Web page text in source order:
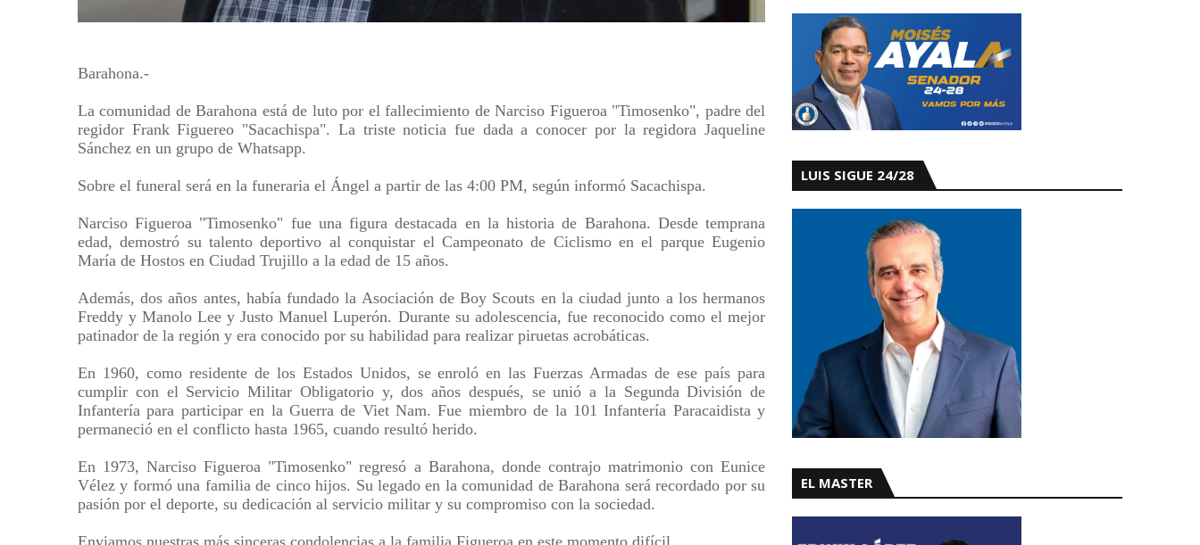
Barahona.-
La comunidad de Barahona está de luto por el fallecimiento de Narciso Figueroa "Timosenko", padre del
regidor Frank Figuereo "Sacachispa". La triste noticia fue dada a conocer por la regidora Jaqueline
Sánchez en un grupo de Whatsapp.
Sobre el funeral será en la funeraria el Ángel a partir de las 4:00 PM, según informó Sacachispa.
Narciso Figueroa "Timosenko" fue una figura destacada en la historia de Barahona. Desde temprana
edad, demostró su talento deportivo al conquistar el Campeonato de Ciclismo en el parque Eugenio
María de Hostos en Ciudad Trujillo a la edad de 15 años.
Además, dos años antes, había fundado la Asociación de Boy Scouts en la ciudad junto a los hermanos
Freddy y Manolo Lee y Justo Manuel Luperón. Durante su adolescencia, fue reconocido como el mejor
patinador de la región y era conocido por su habilidad para realizar piruetas acrobáticas.
En 1960, como residente de los Estados Unidos, se enroló en las Fuerzas Armadas de ese país para
cumplir con el Servicio Militar Obligatorio y, dos años después, se unió a la Segunda División de
Infantería para participar en la Guerra de Viet Nam. Fue miembro de la 101 Infantería Paracaidista y
permaneció en el conflicto hasta 1965, cuando resultó herido.
En 1973, Narciso Figueroa "Timosenko" regresó a Barahona, donde contrajo matrimonio con Eunice
Vélez y formó una familia de cinco hijos. Su legado en la comunidad de Barahona será recordado por su
pasión por el deporte, su dedicación al servicio militar y su compromiso con la sociedad.
Enviamos nuestras más sinceras condolencias a la familia Figueroa en este momento difícil.
LUIS SIGUE 24/28
EL MASTER